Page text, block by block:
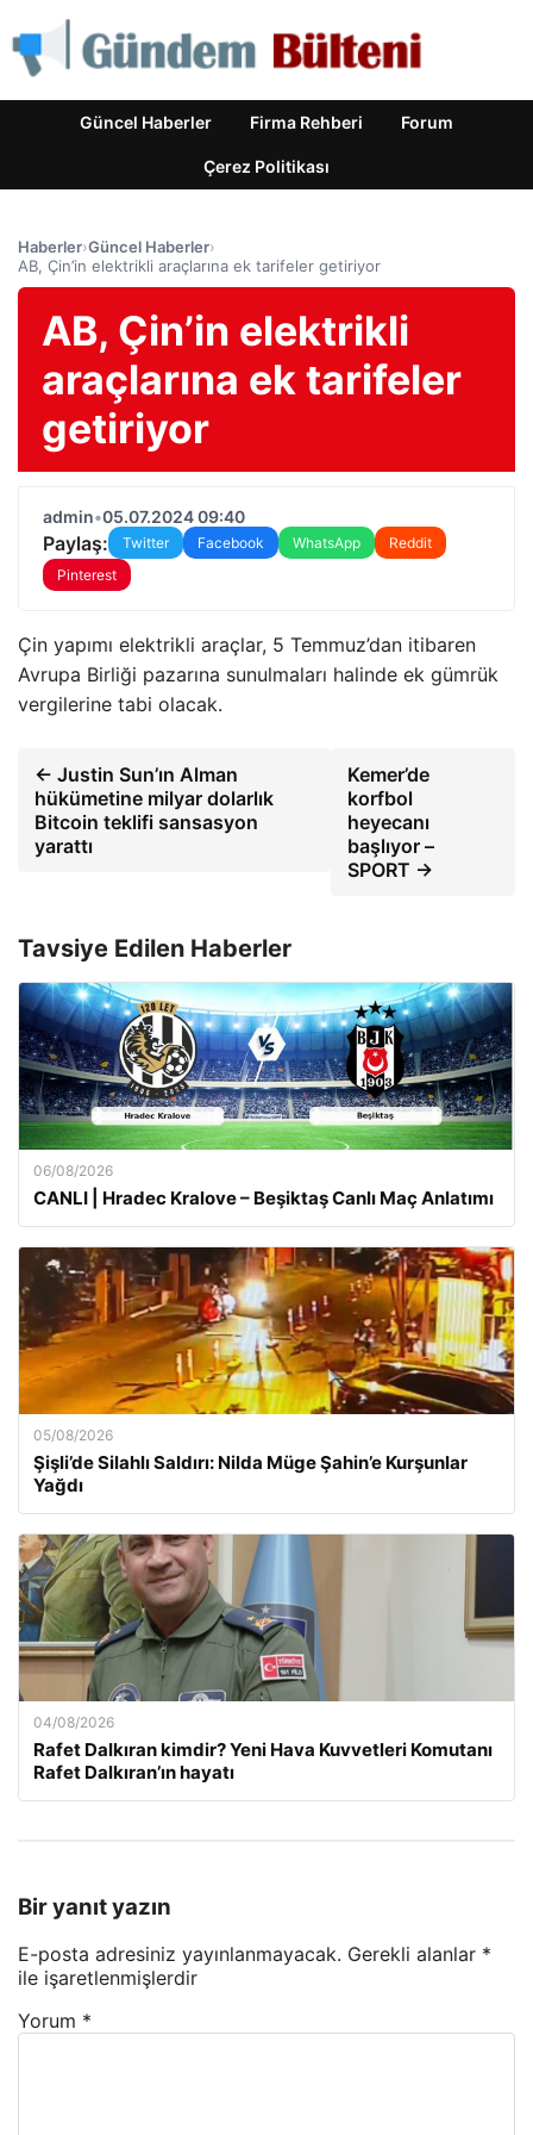
Güncel Haberler Firma Rehberi Forum
Çerez Politikası
Haberler›Güncel Haberler›
AB, Çin’in elektrikli araçlarına ek tarifeler getiriyor
AB, Çin’in elektrikli
araçlarına ek tarifeler
getiriyor
admin•05.07.2024 09:40
Paylaş: Twitter Facebook WhatsApp
Reddit
Pinterest
Çin yapımı elektrikli araçlar, 5 Temmuz’dan itibaren
Avrupa Birliği pazarına sunulmaları halinde ek gümrük
vergilerine tabi olacak.
← Justin Sun’ın Alman
hükümetine milyar dolarlık
Bitcoin teklifi sansasyon
yarattı
Kemer’de
korfbol
heyecanı
başlıyor –
SPORT →
Tavsiye Edilen Haberler
06/08/2026
CANLI | Hradec Kralove – Beşiktaş Canlı Maç Anlatımı
05/08/2026
Şişli’de Silahlı Saldırı: Nilda Müge Şahin’e Kurşunlar
Yağdı
04/08/2026
Rafet Dalkıran kimdir? Yeni Hava Kuvvetleri Komutanı
Rafet Dalkıran’ın hayatı
Bir yanıt yazın
E-posta adresiniz yayınlanmayacak. Gerekli alanlar *
ile işaretlenmişlerdir
Yorum *